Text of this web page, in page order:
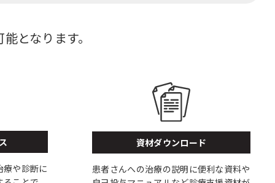
となります。
療や診断に
資材ダウンロード
患者さんへの治療の説明に便利な資料や